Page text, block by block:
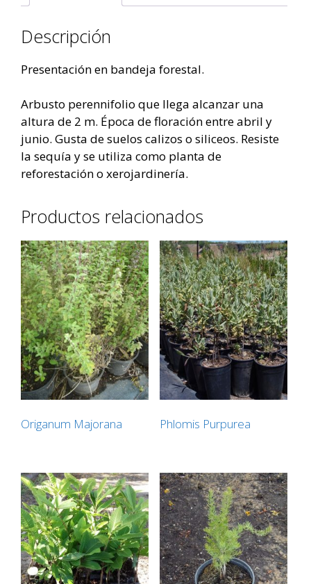
Descripción
Presentación en bandeja forestal.
Arbusto perennifolio que llega alcanzar una
altura de 2 m. Época de floración entre abril y
junio. Gusta de suelos calizos o siliceos. Resiste
la sequía y se utiliza como planta de
reforestación o xerojardinería.
Productos relacionados
Origanum Majorana Phlomis Purpurea